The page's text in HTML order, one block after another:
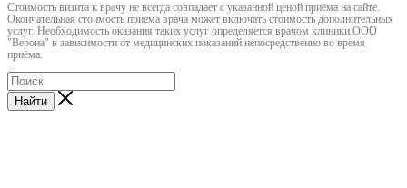
Cтоимость визита к врачу не всегда совпадает с указанной ценой приёма на сайте.
Окончательная стоимость приема врача может включать стоимость дополнительных
услуг. Необходимость оказания таких услуг определяется врачом клиники ООО
"Верона" в зависимости от медицинских показаний непосредственно во время
приёма.
Найти